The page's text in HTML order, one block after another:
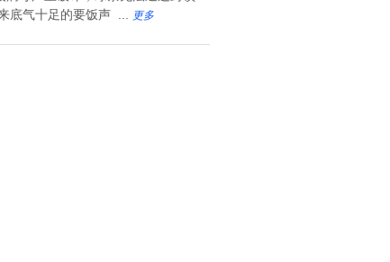
底气十足的要饭声 ...
更多